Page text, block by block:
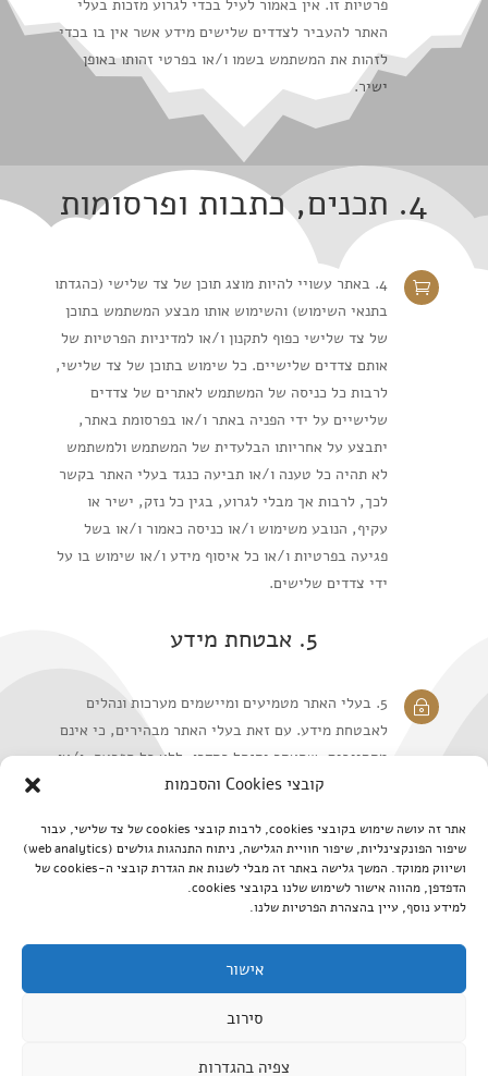
קובצי Cookies והסכמות
אתר זה עושה שימוש בקובצי cookies, לרבות קובצי cookies של צד שלישי, עבור
שיפור הפונקצינליות, שיפור חוויית הגלישה, ניתוח התנהגות גולשים (web analytics)
ושיווק ממוקד. המשך גלישה באתר זה מבלי לשנות את הגדרת קובצי ה-cookies של
הדפדפן, מהווה אישור לשימוש שלנו בקובצי cookies.
למידע נוסף, עיין בהצהרת הפרטיות שלנו.
אישור
סירוב
צפיה בהגדרות
פרטיות זו. אין באמור לעיל בכדי לגרוע מזכות בעלי
האתר להעביר לצדדים שלישים מידע אשר אין בו בכדי
לזהות את המשתמש בשמו ו/או בפרטי זהותו באופן
ישיר.
4. תכנים, כתבות ופרסומות

4. באתר עשויי להיות מוצג תוכן של צד שלישי (כהגדתו
בתנאי השימוש) והשימוש אותו מבצע המשתמש בתוכן
של צד שלישי כפוף לתקנון ו/או למדיניות הפרטיות של
אותם צדדים שלישיים. כל שימוש בתוכן של צד שלישי,
לרבות כל כניסה של המשתמש לאתרים של צדדים
שלישיים על ידי הפניה באתר ו/או בפרסומת באתר,
יתבצע על אחריותו הבלעדית של המשתמש ולמשתמש
לא תהיה כל טענה ו/או תביעה כנגד בעלי האתר בקשר
לכך, לרבות אך מבלי לגרוע, בגין כל נזק, ישיר או
עקיף, הנובע משימוש ו/או כניסה כאמור ו/או בשל
פגיעה בפרטיות ו/או כל איסוף מידע ו/או שימוש בו על
ידי צדדים שלישים.
5. אבטחת מידע
~
5. בעלי האתר מטמיעים ומיישמים מערכות ונהלים
לאבטחת מידע. עם זאת בעלי האתר מבהירים, כי אינם
מתחייבים, שהאתר יתנהל כסדרו, ללא כל הפרעה, ו/או
שהאתר ו/או הנתונים שנאספו ו/או נמסרו כאמור לעיל
מורשית למאגרי המידע של בעלי האתר וכי ידוע
למשתמש שבעלי האתר לא ישאו באחריות בגין כל נזק
ו/או אבדן, ישירים או עקיפים, שנגרמו כתוצאה מכך,
לרבות בשל פגיעה בפרטיות.
כל הזכויות שמורות לקוי טאטו © |